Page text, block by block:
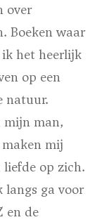
over
Boeken waar
het heerlijk
op een
natuur.
mijn man,
mij
op zich.
langs ga voor
en de